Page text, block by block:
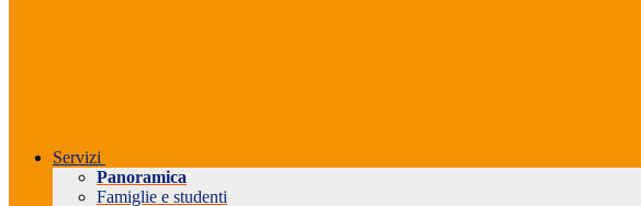
Servizi
Panoramica
Famiglie e studenti